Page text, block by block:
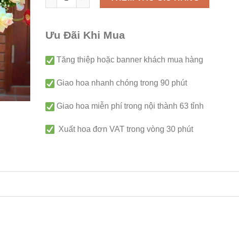
Ưu Đãi Khi Mua
Tăng thiệp hoặc banner khách mua hàng
Giao hoa nhanh chóng trong 90 phút
Giao hoa miễn phí trong nội thành 63 tỉnh
Xuất hoa đơn VAT trong vòng 30 phút